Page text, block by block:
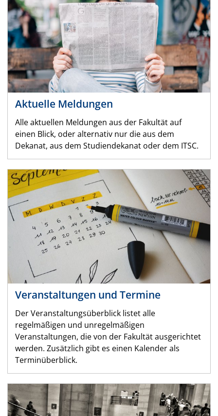
Aktuelle Meldungen
Alle aktuellen Meldungen aus der Fakultät auf
einen Blick, oder alternativ nur die aus dem
Dekanat, aus dem Studiendekanat oder dem ITSC.
Veranstaltungen und Termine
Der Veranstaltungsüberblick listet alle
regelmäßigen und unregelmäßigen
Veranstaltungen, die von der Fakultät ausgerichtet
werden. Zusätzlich gibt es einen Kalender als
Terminüberblick.